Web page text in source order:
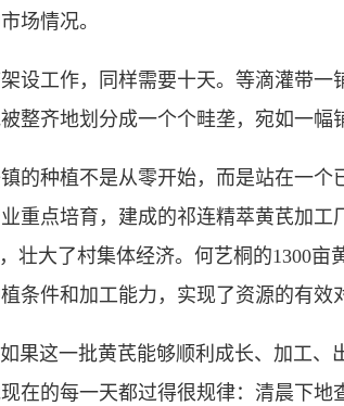
场情况。
工作，同样需要十天。等滴灌带一
整齐地划分成一个个畦垄，宛如一幅
种植不是从零开始，而是站在一个
重点培育，建成的祁连精萃黄芪加工
壮大了村集体经济。何艺桐的1300
条件和加工能力，实现了资源的有效
这一批黄芪能够顺利成长、加工、
在的每一天都过得很规律：清晨下